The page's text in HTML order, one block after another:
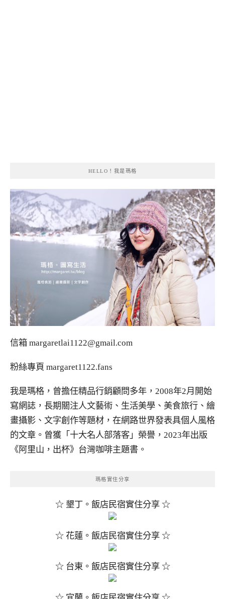
HELLO！我是瑪格
信箱 margaretlai1122@gmail.com
粉絲專頁 margaret1122.fans
我是瑪格，曾擔任精品行銷顧問多年，2008年2月開始
寫網誌，長期關注人文藝術、生活美學、美食旅行、繪
畫攝影、文字創作等題材，在網路世界發表具個人風格
的文章。曾獲「十大名人部落客」榮譽，2023年出版
《阿里山，出杯》台灣咖啡主題書。
瑪格實住分享
☆ 墾丁。飯店民宿實住分享 ☆
☆ 花蓮。飯店民宿實住分享 ☆
☆ 台東。飯店民宿實住分享 ☆